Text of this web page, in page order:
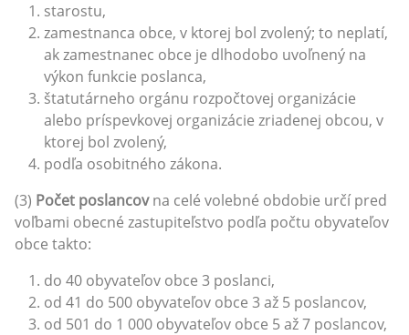
starostu,
zamestnanca obce, v ktorej bol zvolený; to neplatí,
ak zamestnanec obce je dlhodobo uvoľnený na
výkon funkcie poslanca,
štatutárneho orgánu rozpočtovej organizácie
alebo príspevkovej organizácie zriadenej obcou, v
ktorej bol zvolený,
podľa osobitného zákona.
(3) Počet poslancovna celé volebné obdobie určí pred
voľbami obecné zastupiteľstvo podľa počtu obyvateľov
obce takto:
do 40 obyvateľov obce 3 poslanci,
od 41 do 500 obyvateľov obce 3 až 5 poslancov,
od 501 do 1 000 obyvateľov obce 5 až 7 poslancov,